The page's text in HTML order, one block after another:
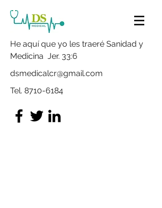
He aquí que yo les traeré Sanidad y
Medicina Jer. 33:6
dsmedicalcr@gmail.com
Tel. 8710-6184